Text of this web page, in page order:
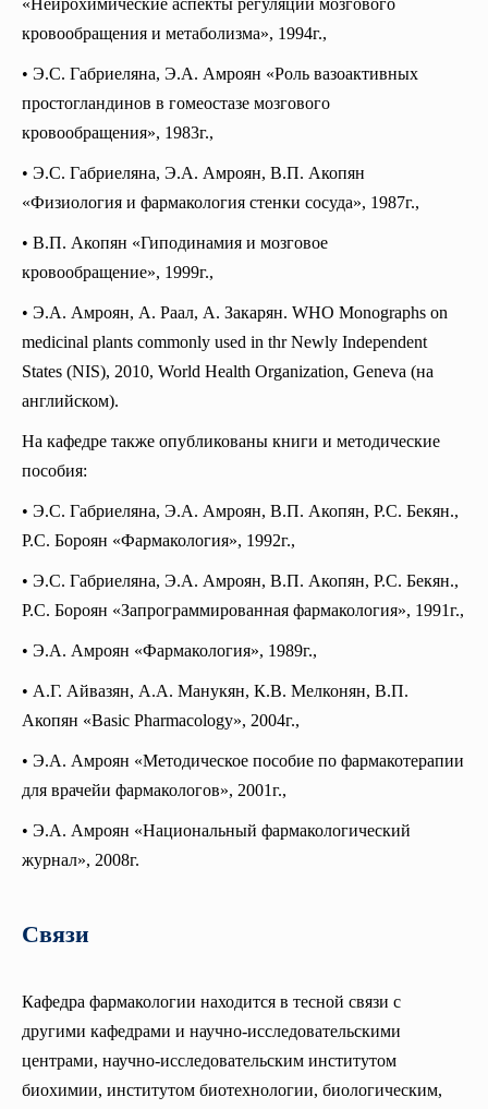
«Нейрохимические аспекты регуляции мозгового
кровообращения и метаболизма», 1994г.,
• Э.С. Габриеляна, Э.А. Амроян «Роль вазоактивных
простогландинов в гомеостазе мозгового
кровообращения», 1983г.,
• Э.С. Габриеляна, Э.А. Амроян, В.П. Акопян
«Физиология и фармакология стенки сосуда», 1987г.,
• В.П. Акопян «Гиподинамия и мозговое
кровообращение», 1999г.,
• Э.А. Амроян, А. Раал, А. Закарян. WHO Monographs on
medicinal plants commonly used in thr Newly Independent
States (NIS), 2010, World Health Organization, Geneva (на
английском).
На кафедре также опубликованы книги и методические
пособия:
• Э.С. Габриеляна, Э.А. Амроян, В.П. Акопян, Р.С. Бекян.,
Р.С. Бороян «Фармакология», 1992г.,
• Э.С. Габриеляна, Э.А. Амроян, В.П. Акопян, Р.С. Бекян.,
Р.С. Бороян «Запрограммированная фармакология», 1991г.,
• Э.А. Амроян «Фармакология», 1989г.,
• А.Г. Айвазян, А.А. Манукян, К.В. Мелконян, В.П.
Акопян «Basic Pharmacology», 2004г.,
• Э.А. Амроян «Методическое пособие по фармакотерапии
для врачейи фармакологов», 2001г.,
• Э.А. Амроян «Национальный фармакологический
журнал», 2008г.
Связи
Кафедра фармакологии находится в тесной связи с
другими кафедрами и научно-исследовательскими
центрами, научно-исследовательским институтом
биохимии, институтом биотехнологии, биологическим,